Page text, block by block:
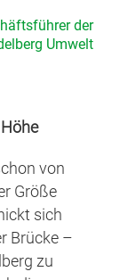
der
Umwelt
von
Größe
sich
Brücke –
zu